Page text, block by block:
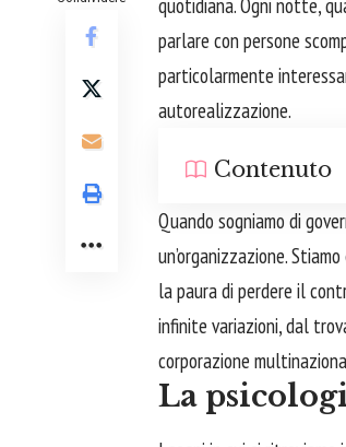
quotidiana. Ogni notte,
parlare con persone
particolarmente
autorealizzazione.
Contenuto
Quando sogniamo di
un’organizzazione.
la paura di perdere il
infinite variazioni, dal
corporazione
La